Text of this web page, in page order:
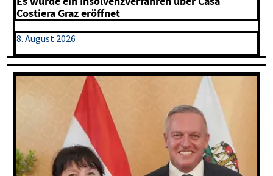
Costiera Graz eröffnet
8. August 2026